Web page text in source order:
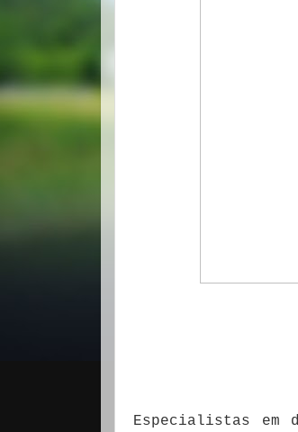
Especialistas em